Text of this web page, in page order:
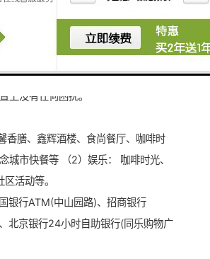
近5号线兴东站，附近有37路、b796
此，交通四通八达，畅通无阻；员工
上没有任何困扰。
香膳、鑫辉酒楼、食尚餐厅、咖啡时
城市快餐等 （2）娱乐： 咖啡时光、
活动等。
银行ATM(中山园路)、招商银行
北京银行24小时自助银行(同乐购物广